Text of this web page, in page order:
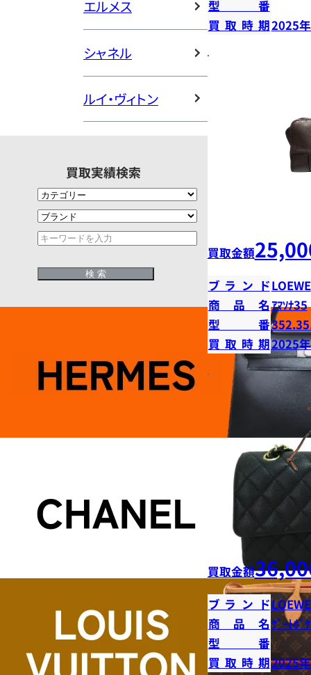
エルメス
シャネル
ルイ・ヴィトン
買取実績検索
型番
買取時期2025
買取金額
ブランドLOEWE
商品名ｱﾏｿﾅ35
型番
買取時期2025
買取金額
ブランドLOEWE
商品名ｹﾞｰﾄﾎﾟ
型番
買取時期2025